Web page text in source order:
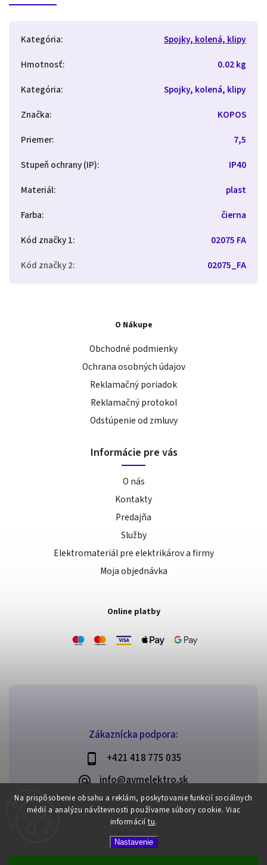
Na prispôsobenie obsahu a reklám, poskytovanie funkcií sociálnych
médií a analýzu návštevnosti používame súbory cookie. Viac
informácií tu.
Nastavenie
Kategória:
Spojky, kolená, klipy
Hmotnosť:
0.02 kg
Kategória:
Spojky, kolená, klipy
Značka:
KOPOS
Priemer:
7,5
Stupeň ochrany (IP):
IP40
Materiál:
plast
Farba:
čierna
Kód značky 1:
02075 FA
Kód značky 2: 02075_FA
Zákaznícka podpora:
+421 418 775 035
info@avmelektro.sk
O Nákupe
Obchodné podmienky
Ochrana osobných údajov
Reklamačný poriadok
Reklamačný protokol
Odstúpenie od zmluvy
Informácie pre vás
O nás
Kontakty
Predajňa
Služby
Elektromateriál pre elektrikárov a firmy
Moja objednávka
Online platby
AVM elektro. Všetky práva vyhradené.
Upraviť nastavenie cookies